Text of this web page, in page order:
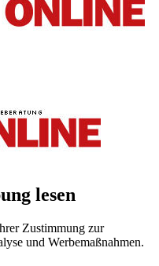
lesen
Zustimmung zur
und Werbemaßnahmen.